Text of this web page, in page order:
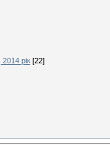
рік [22]